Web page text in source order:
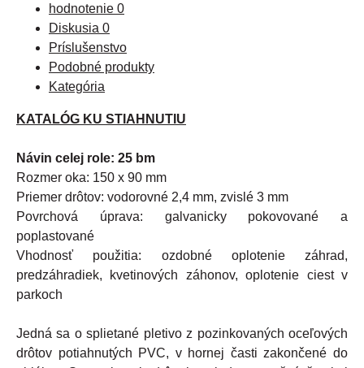
hodnotenie 0
Diskusia 0
Príslušenstvo
Podobné produkty
Kategória
KATALÓG KU STIAHNUTIU
Návin celej role: 25 bm
Rozmer oka: 150 x 90 mm
Priemer drôtov: vodorovné 2,4 mm, zvislé 3 mm
Povrchová
úprava: galvanicky pokovované
a
poplastované
Vhodnosť
použitia: ozdobné oplotenie záhrad,
predzáhradiek, kvetinových záhonov, oplotenie ciest v
parkoch
Jedná sa o splietané pletivo z pozinkovaných oceľových
drôtov potiahnutých PVC, v hornej časti zakončené do